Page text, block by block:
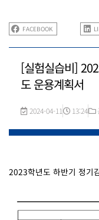
FACEBOOK
[실험실습비]
도 운용계획서
2024-04-11 13:24
2023학년도 하반기 정기